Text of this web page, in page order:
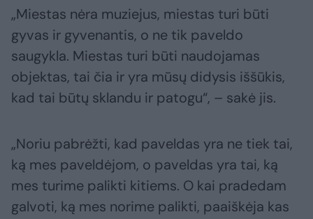
„Miestas nėra muziejus, miestas turi būti
gyvas ir gyvenantis, o ne tik paveldo
saugykla. Miestas turi būti naudojamas
objektas, tai čia ir yra mūsų didysis iššūkis,
kad tai būtų sklandu ir patogu“, – sakė jis.
„Noriu pabrėžti, kad paveldas yra ne tiek tai,
ką mes paveldėjom, o paveldas yra tai, ką
mes turime palikti kitiems. O kai pradedam
galvoti, ką mes norime palikti, paaiškėja kas